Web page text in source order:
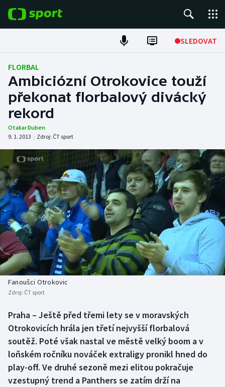
SLEDOVAT
Fotbal
Hokej
Tenis
Atletika
Cyklistika
DALŠÍ SPORTY
Americký fotbal
Baseball a softbal
Basketbal
Biatlon
Box
Curling
Dostihy
NEPŘEHLÉDNĚTE
Soutěže
Historické návraty
Aplikace ČT sport
FLORBAL
Ambiciózní Otrokovice touží
překonat florbalový divácký
rekord
Otakar Duben
9. 1. 2013 | Zdroj: ČT sport
Fanoušci Otrokovic
Zdroj: ČT sport
Praha – Ještě před třemi lety se v moravských
Otrokovicích hrála jen třetí nejvyšší florbalová
soutěž. Poté však nastal ve městě velký boom a v
loňském ročníku nováček extraligy pronikl hned do
play-off. Ve druhé sezoně mezi elitou pokračuje
vzestupný trend a Panthers se zatím drží na